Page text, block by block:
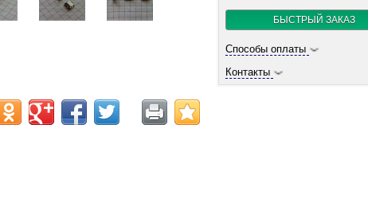
БЫСТРЫЙ ЗАКАЗ
Способы оплаты
Контакты